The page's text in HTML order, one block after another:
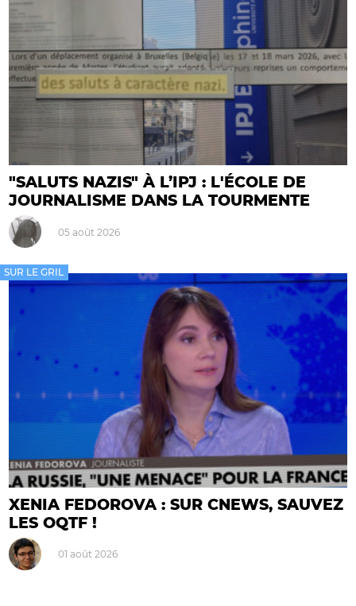
"SALUTS NAZIS" À L’IPJ : L'ÉCOLE DE
JOURNALISME DANS LA TOURMENTE
05 août 2026
SUR LE GRIL
XENIA FEDOROVA : SUR CNEWS, SAUVEZ
LES OQTF !
01 août 2026